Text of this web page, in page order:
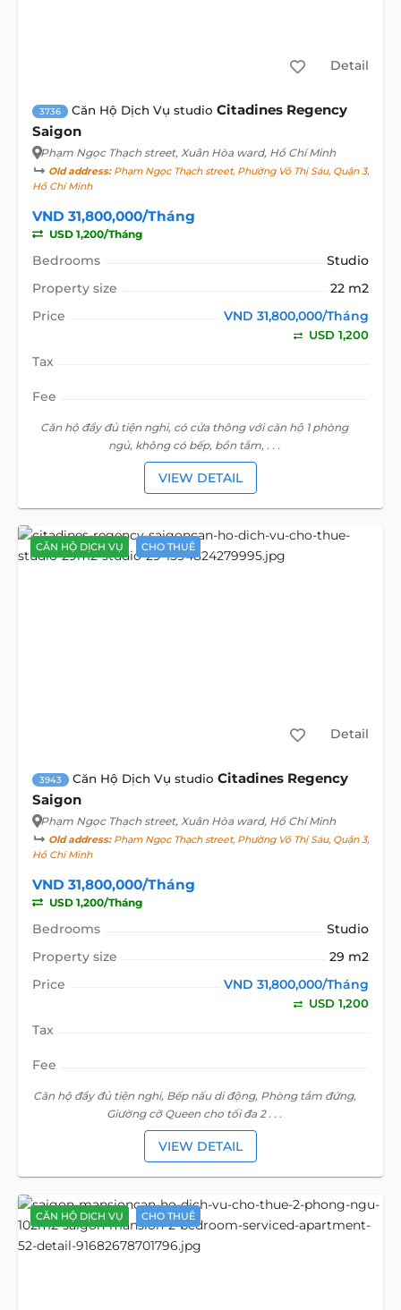
Detail
3736 Căn Hộ Dịch Vụ studio Citadines Regency
Saigon
Phạm Ngọc Thạch street, Xuân Hòa ward, Hồ Chí Minh
Old address:Phạm Ngọc Thạch street, Phường Võ Thị Sáu, Quận 3,
Hồ Chí Minh
VND 31,800,000/Tháng
USD 1,200/Tháng
Bedrooms
Studio
Property size
22 m2
Price
VND 31,800,000/Tháng
USD 1,200
Tax
Fee
Căn hộ đầy đủ tiện nghi, có cửa thông với căn hộ 1 phòng
ngủ, không có bếp, bồn tắm, . . .
VIEW DETAIL
CĂN HỘ DỊCH VỤ CHO THUÊ
Detail
3943 Căn Hộ Dịch Vụ studio Citadines Regency
Saigon
Phạm Ngọc Thạch street, Xuân Hòa ward, Hồ Chí Minh
Old address:Phạm Ngọc Thạch street, Phường Võ Thị Sáu, Quận 3,
Hồ Chí Minh
VND 31,800,000/Tháng
USD 1,200/Tháng
Bedrooms
Studio
Property size
29 m2
Price
VND 31,800,000/Tháng
USD 1,200
Tax
Fee
Căn hộ đầy đủ tiện nghi, Bếp nấu di động, Phòng tắm đứng,
Giường cỡ Queen cho tối đa 2 . . .
VIEW DETAIL
CĂN HỘ DỊCH VỤ CHO THUÊ